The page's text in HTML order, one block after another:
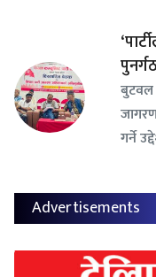
बुटवल
गर्ने
Advertisements